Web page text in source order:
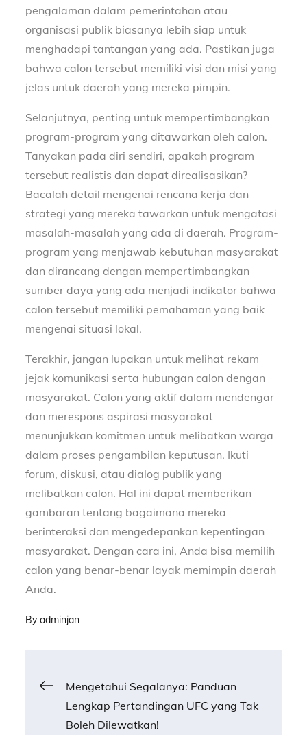
pengalaman dalam pemerintahan atau
organisasi publik biasanya lebih siap untuk
menghadapi tantangan yang ada. Pastikan juga
bahwa calon tersebut memiliki visi dan misi yang
jelas untuk daerah yang mereka pimpin.
Selanjutnya, penting untuk mempertimbangkan
program-program yang ditawarkan oleh calon.
Tanyakan pada diri sendiri, apakah program
tersebut realistis dan dapat direalisasikan?
Bacalah detail mengenai rencana kerja dan
strategi yang mereka tawarkan untuk mengatasi
masalah-masalah yang ada di daerah. Program-
program yang menjawab kebutuhan masyarakat
dan dirancang dengan mempertimbangkan
sumber daya yang ada menjadi indikator bahwa
calon tersebut memiliki pemahaman yang baik
mengenai situasi lokal.
Terakhir, jangan lupakan untuk melihat rekam
jejak komunikasi serta hubungan calon dengan
masyarakat. Calon yang aktif dalam mendengar
dan merespons aspirasi masyarakat
menunjukkan komitmen untuk melibatkan warga
dalam proses pengambilan keputusan. Ikuti
forum, diskusi, atau dialog publik yang
melibatkan calon. Hal ini dapat memberikan
gambaran tentang bagaimana mereka
berinteraksi dan mengedepankan kepentingan
masyarakat. Dengan cara ini, Anda bisa memilih
calon yang benar-benar layak memimpin daerah
Anda.
Byadminjan
Post
navigation
Mengetahui Segalanya: Panduan
Lengkap Pertandingan UFC yang Tak
Boleh Dilewatkan!